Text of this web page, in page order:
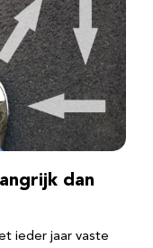
dan
ieder jaar vaste